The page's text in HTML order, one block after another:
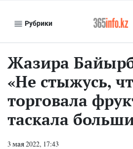
Рубрики
Жазира
«Не стыжусь,
торговала
таскала
3 мая 2022, 17:43